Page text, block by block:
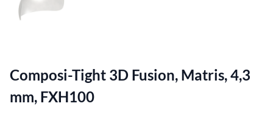
Composi-Tight 3D Fusion, Matris, 4,3
mm, FXH100